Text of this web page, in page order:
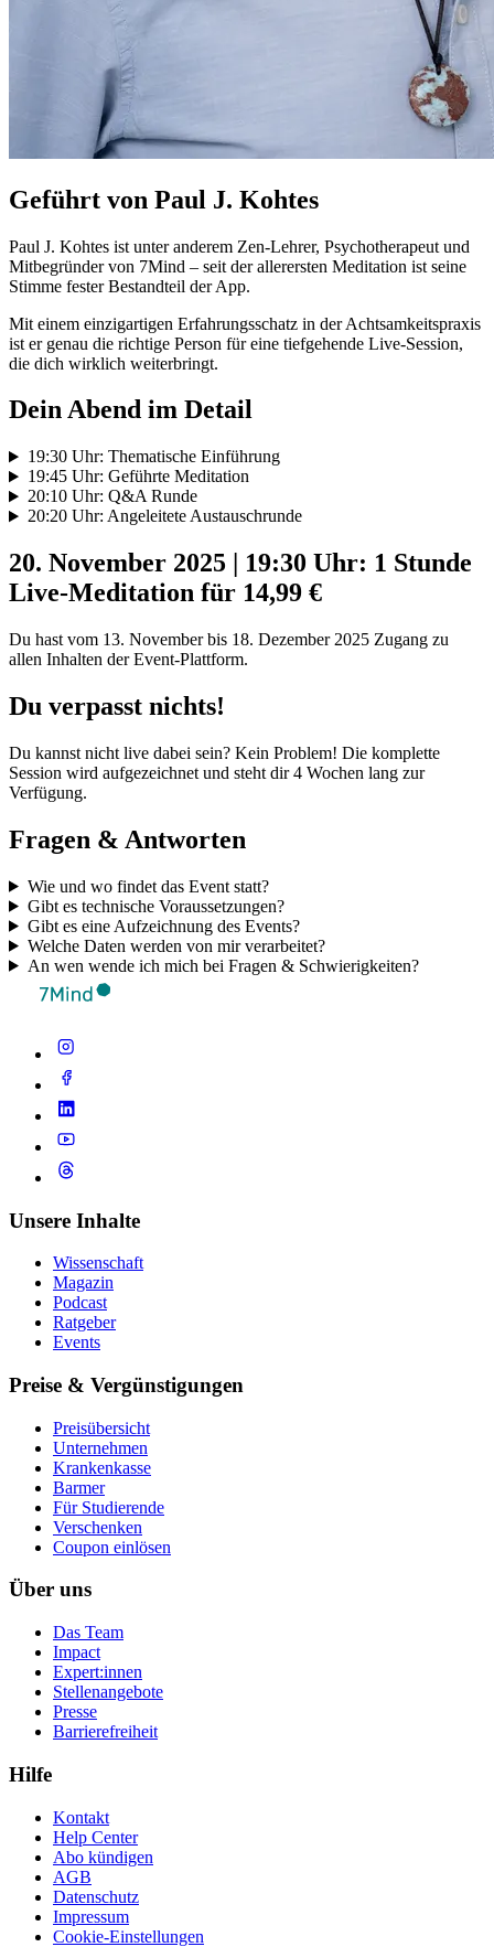
Geführt von Paul J. Kohtes
Paul J. Kohtes ist unter anderem Zen-Lehrer, Psychotherapeut und
Mitbegründer von 7Mind – seit der allerersten Meditation ist seine
Stimme fester Bestandteil der App.
Mit einem einzigartigen Erfahrungsschatz in der Achtsamkeitspraxis
ist er genau die richtige Person für eine tiefgehende Live-Session,
die dich wirklich weiterbringt.
Dein Abend im Detail
19:30 Uhr: Thematische Einführung
19:45 Uhr: Geführte Meditation
20:10 Uhr: Q&A Runde
20:20 Uhr: Angeleitete Austauschrunde
20. November 2025 | 19:30 Uhr: 1 Stunde
Live-Meditation für 14,99 €
Du hast vom 13. November bis 18. Dezember 2025 Zugang zu
allen Inhalten der Event-Plattform.
Du verpasst nichts!
Du kannst nicht live dabei sein? Kein Problem! Die komplette
Session wird aufgezeichnet und steht dir 4 Wochen lang zur
Verfügung.
Fragen & Antworten
Wie und wo findet das Event statt?
Gibt es technische Voraussetzungen?
Gibt es eine Aufzeichnung des Events?
Welche Daten werden von mir verarbeitet?
An wen wende ich mich bei Fragen & Schwierigkeiten?
Unsere Inhalte
Wissenschaft
Magazin
Podcast
Ratgeber
Events
Preise & Vergünstigungen
Preisübersicht
Unternehmen
Krankenkasse
Barmer
Für Studierende
Ver­schen­ken
Coupon einlösen
Über uns
Das Team
Impact
Expert:innen
Stellenangebote
Presse
Barrierefreiheit
Hilfe
Kontakt
Help Center
Abo kündigen
AGB
Datenschutz
Impressum
Cookie-Einstellungen